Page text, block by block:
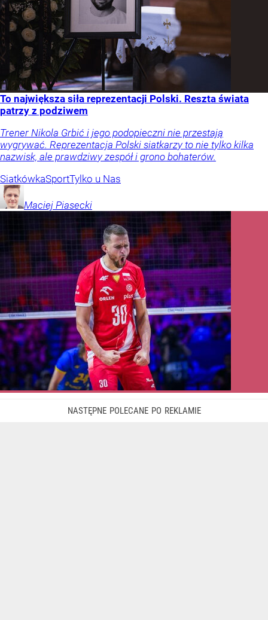
To największa siła reprezentacji Polski. Reszta świata
patrzy z podziwem
Trener Nikola Grbić i jego podopieczni nie przestają
wygrywać. Reprezentacja Polski siatkarzy to nie tylko kilka
nazwisk, ale prawdziwy zespół i grono bohaterów.
SiatkówkaSportTylko u Nas
Maciej Piasecki